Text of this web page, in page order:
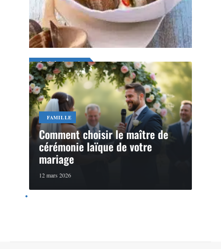
Découvrez les ormeaux, un délicieux
fruit de mer !
29 juillet 2026
Article favori
FAMILLE
Comment choisir le maître de
cérémonie laïque de votre
mariage
12 mars 2026